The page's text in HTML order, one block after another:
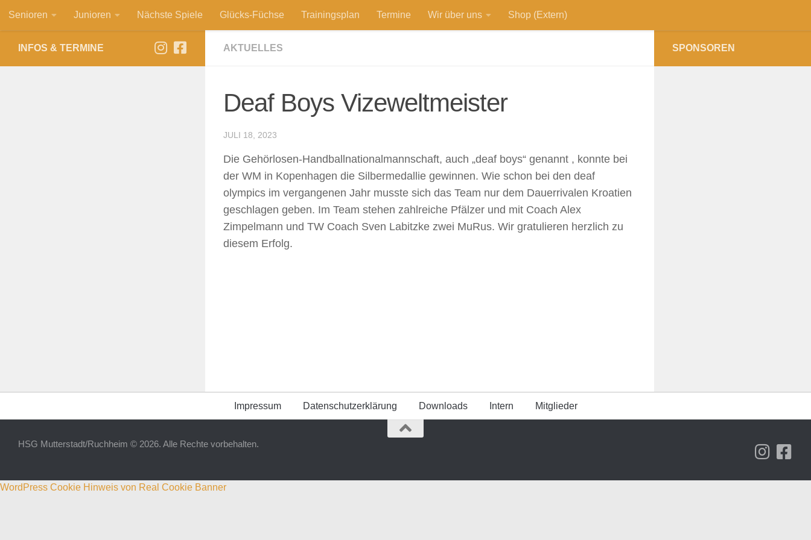
Zum Inhalt springen
Senioren Junioren Nächste Spiele Glücks-Füchse Trainingsplan Termine Wir über uns Shop (Extern)
AKTUELLES
Deaf Boys Vizeweltmeister
JULI 18, 2023
Die Gehörlosen-Handballnationalmannschaft, auch „deaf boys“ genannt , konnte bei
der WM in Kopenhagen die Silbermedallie gewinnen. Wie schon bei den deaf
olympics im vergangenen Jahr musste sich das Team nur dem Dauerrivalen Kroatien
geschlagen geben. Im Team stehen zahlreiche Pfälzer und mit Coach Alex
Zimpelmann und TW Coach Sven Labitzke zwei MuRus. Wir gratulieren herzlich zu
diesem Erfolg.
INFOS & TERMINE SPONSOREN
Impressum Datenschutz­erklärung Downloads Intern Mitglieder
HSG Mutterstadt/Ruchheim © 2026. Alle Rechte vorbehalten.
WordPress Cookie Hinweis von Real Cookie Banner